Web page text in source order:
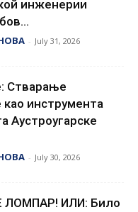
инженерии
- July 31, 2026
Стварање
као инструмента
Аустроугарске
- July 30, 2026
ИЛИ: Било